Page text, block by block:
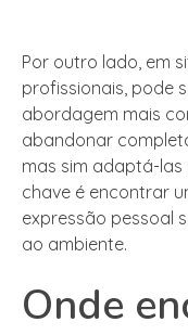
Por outro lado, em
profissionais, pode
abordagem mais
abandonar
mas sim adaptá-
chave é encontrar
expressão pessoal
ao ambiente.
Onde